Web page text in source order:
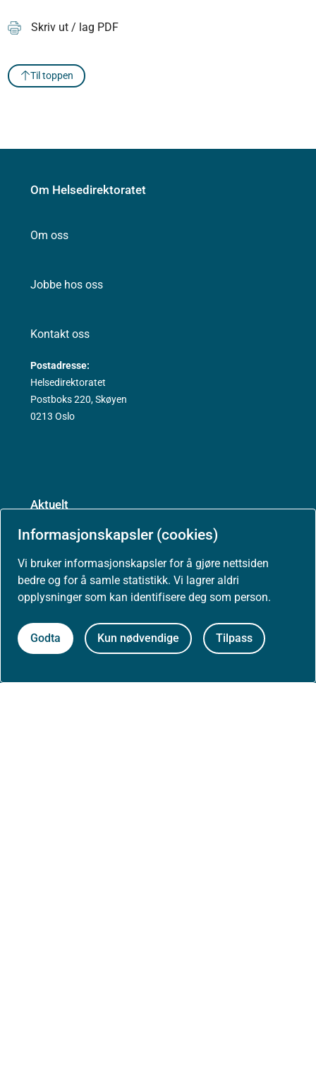
Informasjonskapsler (cookies)
Vi bruker informasjonskapsler for å gjøre nettsiden
bedre og for å samle statistikk. Vi lagrer aldri
opplysninger som kan identifisere deg som person.
Godta Kun nødvendige Tilpass
Skriv ut / lag PDF
Til toppen
Om Helsedirektoratet
Om oss
Jobbe hos oss
Kontakt oss
Postadresse:
Helsedirektoratet
Postboks 220, Skøyen
0213 Oslo
Aktuelt
Arrangementer
Høringer